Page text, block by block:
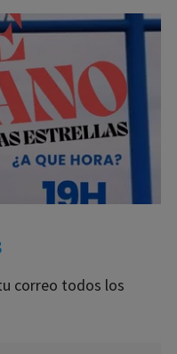
correo todos los